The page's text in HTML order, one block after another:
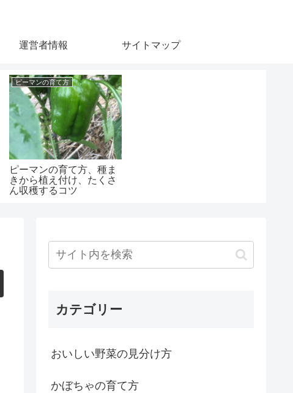
運営者情報 サイトマップ
ピーマンの育て方
ピーマンの育て方、種ま
きから植え付け、たくさ
ん収穫するコツ
カテゴリー
おいしい野菜の見分け方
かぼちゃの育て方